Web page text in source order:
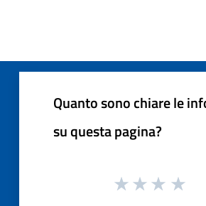
Quanto sono chiare le
su questa pagina?